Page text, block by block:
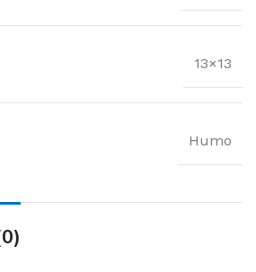
13×13
Humo